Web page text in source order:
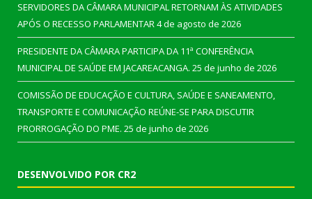
SERVIDORES DA CÂMARA MUNICIPAL RETORNAM ÀS ATIVIDADES
APÓS O RECESSO PARLAMENTAR4 de agosto de 2026
PRESIDENTE DA CÂMARA PARTICIPA DA 11ª CONFERÊNCIA
MUNICIPAL DE SAÚDE EM JACAREACANGA. 25 de junho de 2026
COMISSÃO DE EDUCAÇÃO E CULTURA, SAÚDE E SANEAMENTO,
TRANSPORTE E COMUNICAÇÃO REÚNE-SE PARA DISCUTIR
PRORROGAÇÃO DO PME. 25 de junho de 2026
DESENVOLVIDO POR CR2